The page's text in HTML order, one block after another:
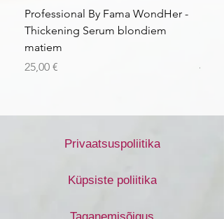
Professional By Fama WondHer -
Thickening Serum blondiem
matiem
Price
25,00 €
Price
43,56
Privaatsuspoliitika
Küpsiste poliitika